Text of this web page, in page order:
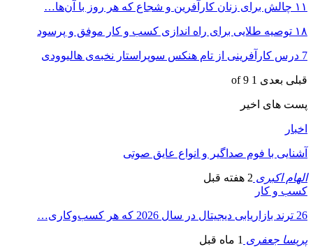
۱۱ چالش برای زنان کارآفرین و شجاع که هر روز با آن‌ها…
۱۸ توصیه طلایی برای راه اندازی کسب و کار موفق و پرسود
7 درس کارآفرینی از تام هنکس سوپراستار نخبه‌ی هالیوودی
قبلی بعدی 1 of 9
پست های اخیر
اخبار
آشنایی با فوم صداگیر و انواع عایق صوتی
الهام اکبری 2 هفته قبل
کسب و کار
26 ترند بازاریابی دیجیتال در سال 2026 که هر کسب‌وکاری…
پریسا جعفری 1 ماه قبل